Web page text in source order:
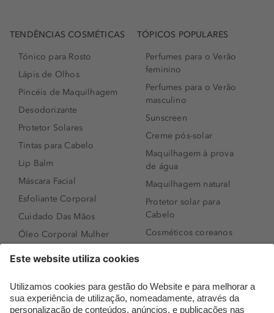
TENDÊNCIAS COSMÉTICAS
Tónico para Rosto
Lápis de Olhos
Pincéis de Maquilhagem
Desodorizante
Protetor Solares
Tintas para Cabelo
Lip Balm
Máscara Facial
Esfoliante Corporal
Cuidado Das Mãos
Óleo Corporal Mulher
Sérum de Rosto
Body mist & Spray
TÓPICOS POPULARES
Perfumes para o Verão
feminino
Perfumes para o Verão
masculino
Sunscreen
Creme pós-solar
Maquilhagem à prova
de água
Maquilhagem natural
Protetor solar para
Cabelo
Cosméticos coreanos
Perfumes árabes
Novidades